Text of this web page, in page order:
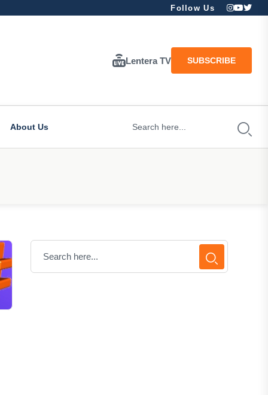
Follow Us
Lentera TV SUBSCRIBE
About Us